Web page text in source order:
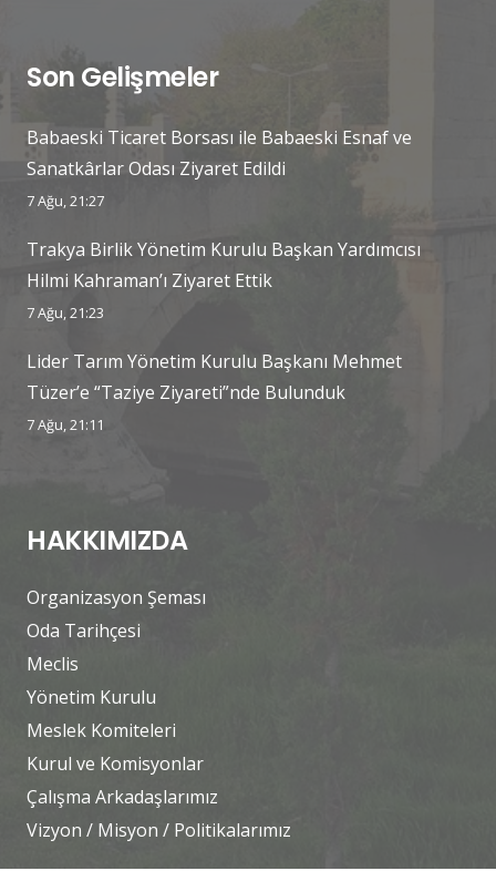
Son Gelişmeler
Babaeski Ticaret Borsası ile Babaeski Esnaf ve
Sanatkârlar Odası Ziyaret Edildi
7 Ağu, 21:27
Trakya Birlik Yönetim Kurulu Başkan Yardımcısı
Hilmi Kahraman’ı Ziyaret Ettik
7 Ağu, 21:23
Lider Tarım Yönetim Kurulu Başkanı Mehmet
Tüzer’e “Taziye Ziyareti”nde Bulunduk
7 Ağu, 21:11
HAKKIMIZDA
Organizasyon Şeması
Oda Tarihçesi
Meclis
Yönetim Kurulu
Meslek Komiteleri
Kurul ve Komisyonlar
Çalışma Arkadaşlarımız
Vizyon / Misyon / Politikalarımız